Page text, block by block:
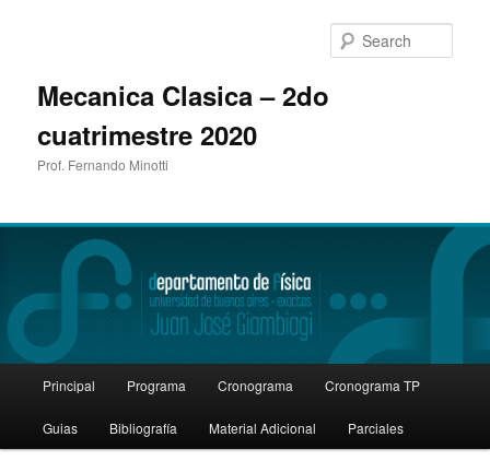
Mecanica Clasica – 2do
cuatrimestre 2020
Prof. Fernando Minotti
Skip
to
Principal Programa Cronograma Cronograma TP
Guias Bibliografía Material Adicional Parciales